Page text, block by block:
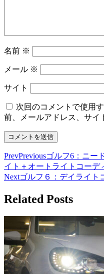
名前 ※
メール ※
サイト
次回のコメントで使用
前、メールアドレス、サイ
PrevPreviousゴルフ6：ニー
イト＋オートライトコーデ
Nextゴルフ６：デイライト
Related Posts